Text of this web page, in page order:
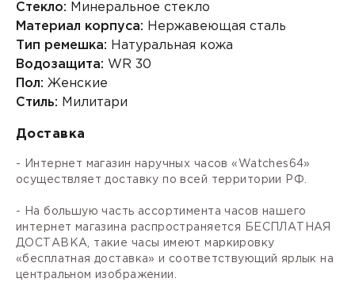
Стекло: Минеральное стекло
Материал корпуса: Нержавеющая сталь
Тип ремешка: Натуральная кожа
Водозащита: WR 30
Пол: Женские
Стиль: Милитари
Доставка
- Интернет магазин наручных часов «Watches64»
осуществляет доставку по всей территории РФ.
- На большую часть ассортимента часов нашего
интернет магазина распространяется БЕСПЛАТНАЯ
ДОСТАВКА, такие часы имеют маркировку
«бесплатная доставка» и соответствующий ярлык на
центральном изображении.